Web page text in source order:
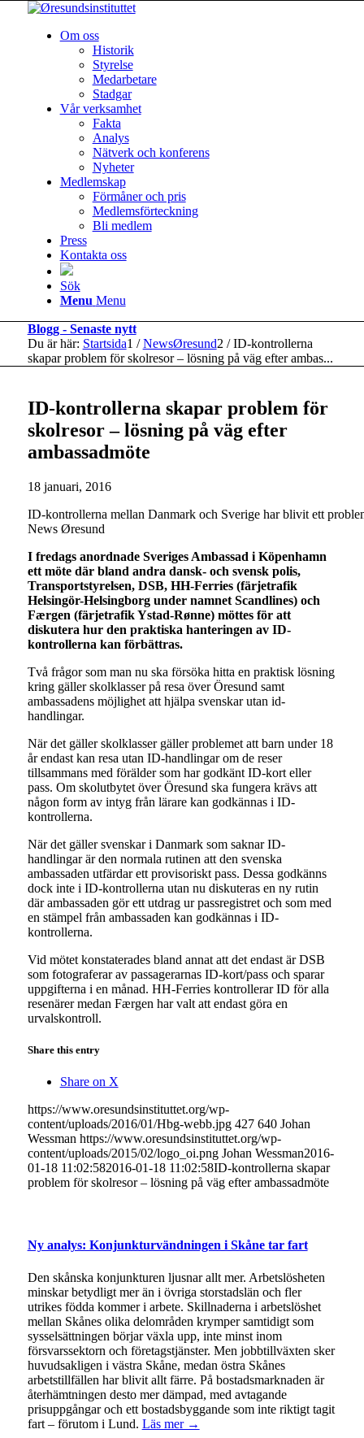
Om oss
Historik
Styrelse
Medarbetare
Stadgar
Vår verksamhet
Fakta
Analys
Nätverk och konferens
Nyheter
Medlemskap
Förmåner och pris
Medlemsförteckning
Bli medlem
Press
Kontakta oss
Sök
Menu Menu
Blogg - Senaste nytt
Du är här: Startsida1 / NewsØresund2 / ID-kontrollerna
skapar problem för skolresor – lösning på väg efter ambas...
ID-kontrollerna skapar problem för
skolresor – lösning på väg efter
ambassadmöte
18 januari, 2016
ID-kontrollerna mellan Danmark och Sverige har blivit ett
News Øresund
I fredags anordnade Sveriges Ambassad i Köpenhamn
ett möte där bland andra dansk- och svensk polis,
Transportstyrelsen, DSB, HH-Ferries (färjetrafik
Helsingör-Helsingborg under namnet Scandlines) och
Færgen (färjetrafik Ystad-Rønne) möttes för att
diskutera hur den praktiska hanteringen av ID-
kontrollerna kan förbättras.
Två frågor som man nu ska försöka hitta en praktisk lösning
kring gäller skolklasser på resa över Öresund samt
ambassadens möjlighet att hjälpa svenskar utan id-
handlingar.
När det gäller skolklasser gäller problemet att barn under 18
år endast kan resa utan ID-handlingar om de reser
tillsammans med förälder som har godkänt ID-kort eller
pass. Om skolutbytet över Öresund ska fungera krävs att
någon form av intyg från lärare kan godkännas i ID-
kontrollerna.
När det gäller svenskar i Danmark som saknar ID-
handlingar är den normala rutinen att den svenska
ambassaden utfärdar ett provisoriskt pass. Dessa godkänns
dock inte i ID-kontrollerna utan nu diskuteras en ny rutin
där ambassaden gör ett utdrag ur passregistret och som med
en stämpel från ambassaden kan godkännas i ID-
kontrollerna.
Vid mötet konstaterades bland annat att det endast är DSB
som fotograferar av passagerarnas ID-kort/pass och sparar
uppgifterna i en månad. HH-Ferries kontrollerar ID för alla
resenärer medan Færgen har valt att endast göra en
urvalskontroll.
Share this entry
Share on X
https://www.oresundsinstituttet.org/wp-
content/uploads/2016/01/Hbg-webb.jpg 427 640 Johan
Wessman https://www.oresundsinstituttet.org/wp-
content/uploads/2015/02/logo_oi.png Johan Wessman2016-
01-18 11:02:582016-01-18 11:02:58ID-kontrollerna skapar
problem för skolresor – lösning på väg efter ambassadmöte
Ny analys: Konjunkturvändningen i Skåne tar fart
Den skånska konjunkturen ljusnar allt mer. Arbetslösheten
minskar betydligt mer än i övriga storstadslän och fler
utrikes födda kommer i arbete. Skillnaderna i arbetslöshet
mellan Skånes olika delområden krymper samtidigt som
sysselsättningen börjar växla upp, inte minst inom
försvarssektorn och företagstjänster. Men jobbtillväxten sker
huvudsakligen i västra Skåne, medan östra Skånes
arbetstillfällen har blivit allt färre. På bostadsmarknaden är
återhämtningen desto mer dämpad, med avtagande
prisuppgångar och ett bostadsbyggande som inte riktigt tagit
fart – förutom i Lund. Läs mer →